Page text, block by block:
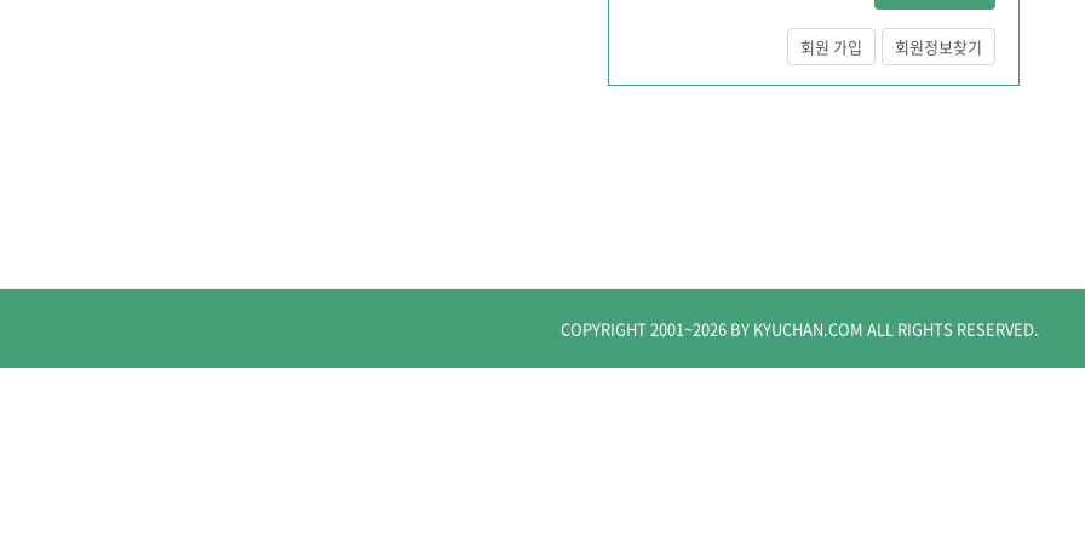
회원 가입 회원정보찾기
COPYRIGHT 2001~2026BY KYUCHAN.COM ALL RIGHTS RESERVED.